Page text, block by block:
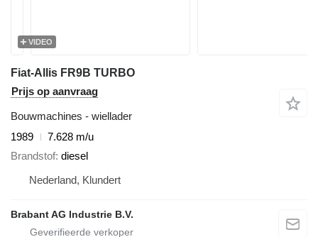
VIDEO
Fiat-Allis FR9B TURBO
Prijs op aanvraag
Bouwmachines - wiellader
1989
7.628 m/u
Brandstof diesel
Nederland, Klundert
Brabant AG Industrie B.V.